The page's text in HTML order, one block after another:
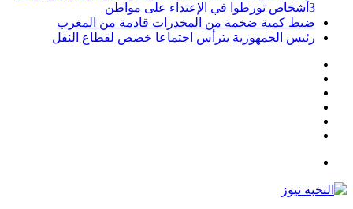
3أشخاص تورطوا في الإعتداء على مواطن
ضبط كمية ضخمة من المخدرات قادمة من المغرب
رئيس الجمهورية يترأس اجتماعا خصص لقطاع النقل